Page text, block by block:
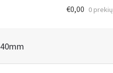
€0,00 0 prekių